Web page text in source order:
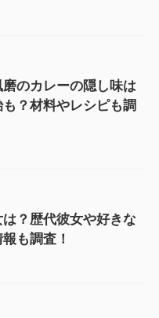
磨のカレーの隠し味は
？材料やレシピも調
？歴代彼女や好きな
も調査！